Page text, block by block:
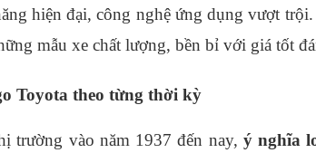
hiện đại, công nghệ ứng dụng vượt
mẫu xe chất lượng, bền bỉ với giá tốt
Toyota theo từng thời kỳ
trường vào năm 1937 đến nay, ý nghĩa